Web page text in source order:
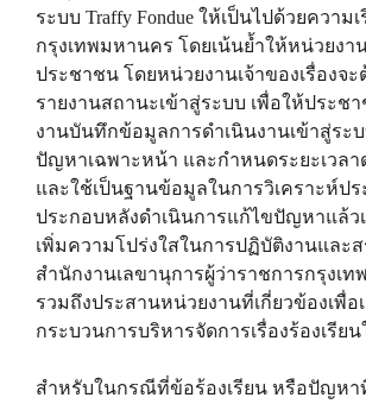
ระบบ Traffy Fondue ให้เป็นไปด้วยควา
กรุงเทพมหานคร โดยเน้นย้ำให้หน่วยงา
ประชาชน โดยหน่วยงานเจ้าของเรื่องจ
รายงานสถานะเข้าสู่ระบบ เพื่อให้ประ
งานบันทึกข้อมูลการดำเนินงานเข้าสู่ร
ปัญหาเฉพาะหน้า และกำหนดระยะเวลา
และใช้เป็นฐานข้อมูลในการวิเคราะห์
ประกอบหลังดำเนินการแก้ไขปัญหาแล้ว
เพิ่มความโปร่งใสในการปฏิบัติงานแล
สำนักงานเลขานุการผู้ว่าราชการกรุงเ
รวมถึงประสานหน่วยงานที่เกี่ยวข้องเพื่
กระบวนการบริหารจัดการเรื่องร้องเรี
สำหรับในกรณีที่ข้อร้องเรียน หรือปัญหา